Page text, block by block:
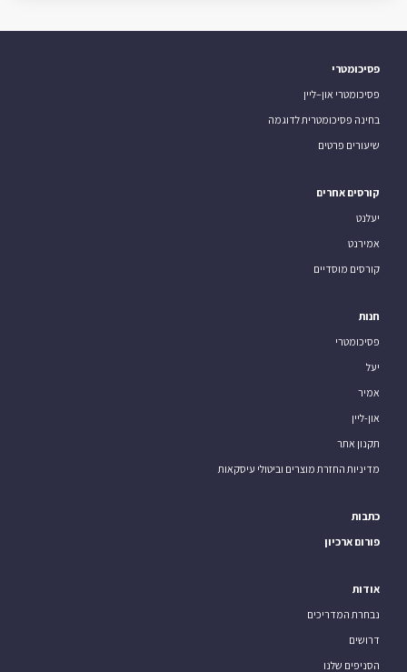
פסיכומטרי
פסיכומטרי און–ליין
בחינה פסיכומטרית לדוגמה
שיעורים פרטים
קורסים אחרים
יעלנט
אמירנט
קורסים מוסדיים
חנות
פסיכומטרי
יעל
אמיר
און-ליין
תקנון אתר
מדיניות החזרת מוצרים וביטולי עיסקאות
כתבות
פורום ארכיון
אודות
נבחרת המדריכים
דרושים
הסניפים שלנו